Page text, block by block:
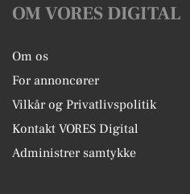
OM VORES DIGITAL
Om os
For annoncører
Vilkår og Privatlivspolitik
Kontakt VORES Digital
Administrer samtykke